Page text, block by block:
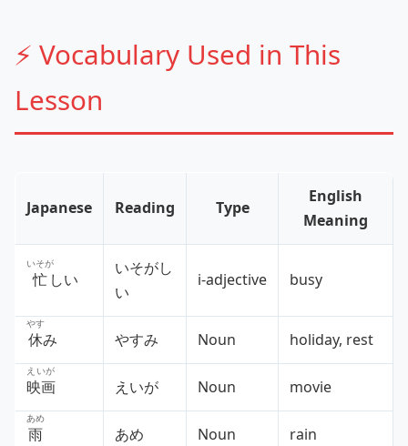
⚡ Vocabulary Used in This
Lesson
Japanese Reading Type
English
Meaning
忙
いそが
しい
いそがし
い
i‑adjective busy
休
やす
み やすみ Noun holiday, rest
映画
えいが
えいが Noun movie
雨
あめ
あめ Noun rain